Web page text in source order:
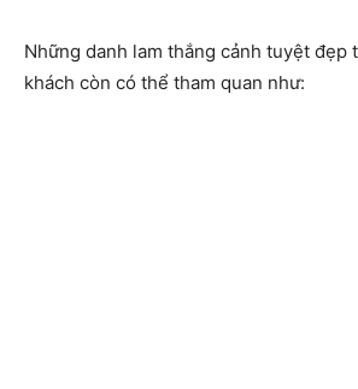
Những danh lam thắng cảnh tuyệt đẹp
khách còn có thể tham quan như: